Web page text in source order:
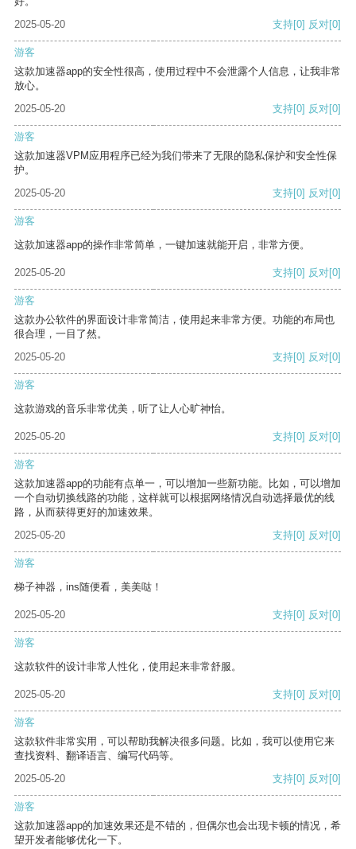
2025-05-20
支持[0] 反对[0]
游客
这款加速器app的安全性很高，使用过程中不会泄露个人信息，让我非常
放心。
2025-05-20
支持[0] 反对[0]
游客
这款加速器VPM应用程序已经为我们带来了无限的隐私保护和安全性保
护。
2025-05-20
支持[0] 反对[0]
游客
这款加速器app的操作非常简单，一键加速就能开启，非常方便。
2025-05-20 支持[0] 反对[0]
游客
这款办公软件的界面设计非常简洁，使用起来非常方便。功能的布局也
很合理，一目了然。
2025-05-20
支持[0] 反对[0]
游客
这款游戏的音乐非常优美，听了让人心旷神怡。
2025-05-20 支持[0] 反对[0]
游客
这款加速器app的功能有点单一，可以增加一些新功能。比如，可以增加
一个自动切换线路的功能，这样就可以根据网络情况自动选择最优的线
路，从而获得更好的加速效果。
2025-05-20
支持[0] 反对[0]
游客
梯子神器，ins随便看，美美哒！
2025-05-20 支持[0] 反对[0]
游客
这款软件的设计非常人性化，使用起来非常舒服。
2025-05-20 支持[0] 反对[0]
游客
这款软件非常实用，可以帮助我解决很多问题。比如，我可以使用它来
查找资料、翻译语言、编写代码等。
2025-05-20
支持[0] 反对[0]
游客
这款加速器app的加速效果还是不错的，但偶尔也会出现卡顿的情况，希
望开发者能够优化一下。